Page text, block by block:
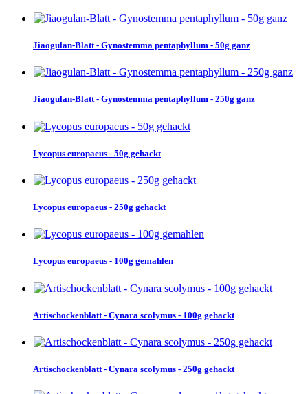
Jiaogulan-Blatt - Gynostemma pentaphyllum - 50g ganz
Jiaogulan-Blatt - Gynostemma pentaphyllum - 250g ganz
Lycopus europaeus - 50g gehackt
Lycopus europaeus - 250g gehackt
Lycopus europaeus - 100g gemahlen
Artischockenblatt - Cynara scolymus - 100g gehackt
Artischockenblatt - Cynara scolymus - 250g gehackt